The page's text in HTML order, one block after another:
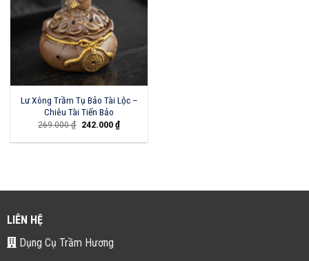
Lư Xông Trầm Tụ Bảo Tài Lộc –
Chiêu Tài Tiến Bảo
269.000₫ Giá
là:
242.000₫Giá
hiện
tại
LIÊN HỆ
Dụng Cụ Trầm Hương